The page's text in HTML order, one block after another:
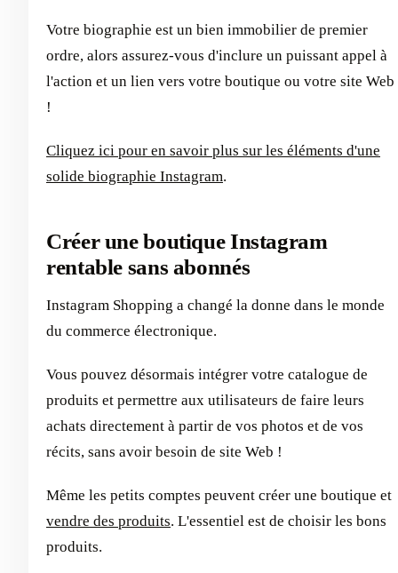
Votre biographie est un bien immobilier de premier
ordre, alors assurez-vous d'inclure un puissant appel à
l'action et un lien vers votre boutique ou votre site Web
!
Cliquez ici pour en savoir plus sur les éléments d'une
solide biographie Instagram.
Créer une boutique Instagram
rentable sans abonnés
Instagram Shopping a changé la donne dans le monde
du commerce électronique.
Vous pouvez désormais intégrer votre catalogue de
produits et permettre aux utilisateurs de faire leurs
achats directement à partir de vos photos et de vos
récits, sans avoir besoin de site Web !
Même les petits comptes peuvent créer une boutique et
vendre des produits. L'essentiel est de choisir les bons
produits.